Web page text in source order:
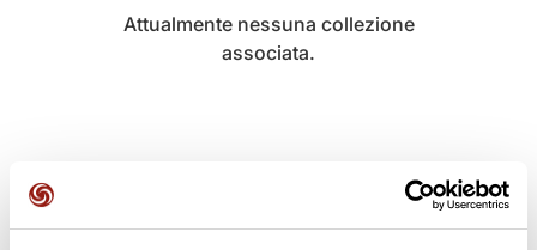
Attualmente nessuna collezione
associata.